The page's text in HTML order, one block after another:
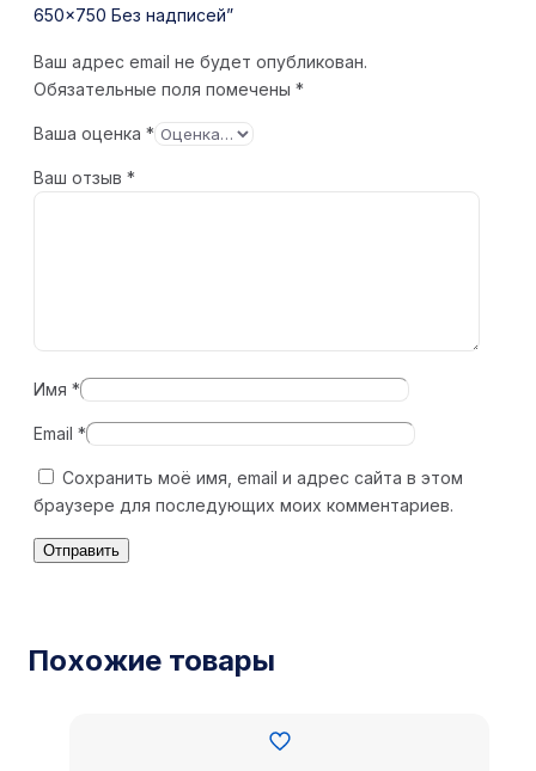
650×750 Без надписей”
Ваш адрес email не будет опубликован.
Обязательные поля помечены *
Ваша оценка *
Ваш отзыв *
Имя *
Email *
Сохранить моё имя, email и адрес сайта в этом
браузере для последующих моих комментариев.
Похожие товары